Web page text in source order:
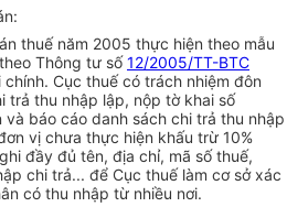
thuế năm 2005 thực hiện theo mẫu
Thông tư số12/2005/TT-BTC
Cục thuế có trách nhiệm đôn
trả thu nhập lập, nộp tờ khai số
báo cáo danh sách chi trả thu nhập
vị chưa thực hiện khấu trừ 10%
đầy đủ tên, địa chỉ, mã số thuế,
chi trả... để Cục thuế làm cơ sở xác
có thu nhập từ nhiều nơi.